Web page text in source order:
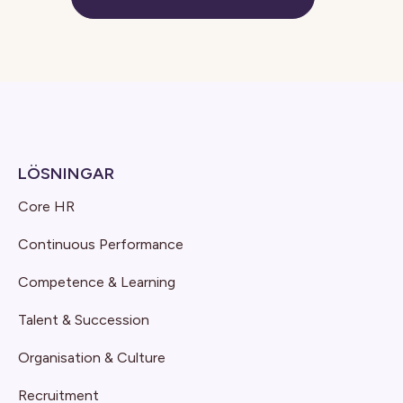
LÖSNINGAR
Core HR
Continuous Performance
Competence & Learning
Talent & Succession
Organisation & Culture
Recruitment